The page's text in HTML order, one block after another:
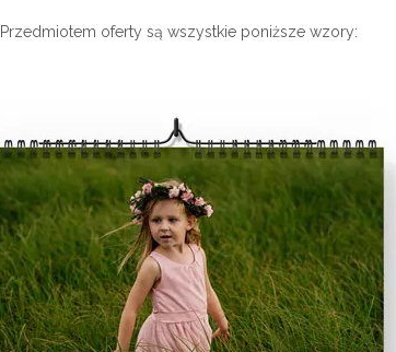
Przedmiotem oferty są wszystkie poniższe wzory: